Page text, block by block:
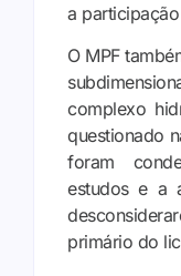
a
O MPF
complexo
questionado
foram
estudos e a
primário do